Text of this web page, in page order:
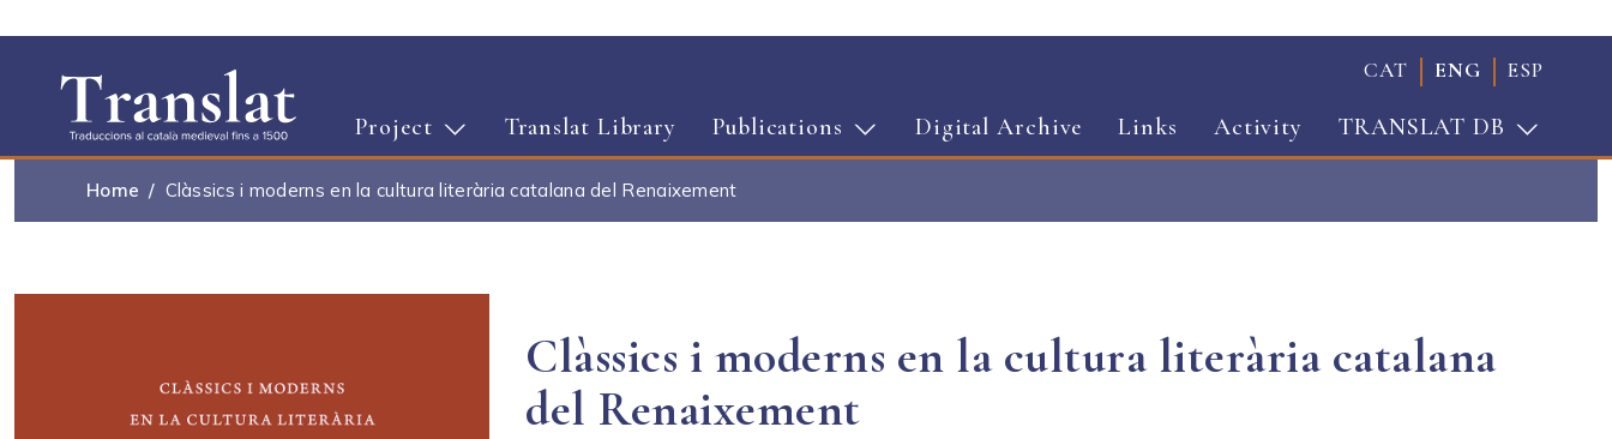
CAT ENG ESP
Project Translat Library Publications Digital Archive Links Activity TRANSLAT DB
Home Clàssics i moderns en la cultura literària catalana del Renaixement
Clàssics i moderns en la cultura literària catalana
del Renaixement